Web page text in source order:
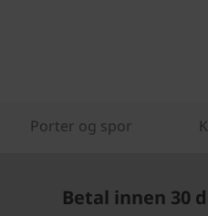
Porter og spor
Betal innen 30